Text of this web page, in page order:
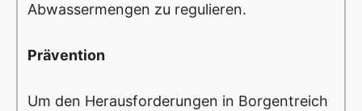
Abwassermengen zu regulieren.
Prävention
Um den Herausforderungen in Borgentreich